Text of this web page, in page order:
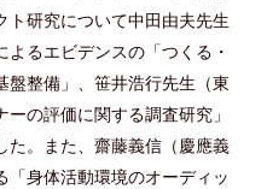
ト研究について中田由夫先生
よるエビデンスの「つくる・
盤整備」、笹井浩行先生（東
の評価に関する調査研究」
た。また、齋藤義信（慶應義
「身体活動環境のオーディッ